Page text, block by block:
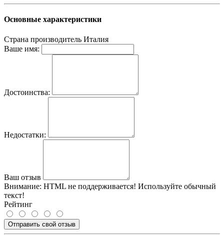
Основные характеристики
Страна производитель Италия
Ваше имя:
Достоинства:
Недостатки:
Ваш отзыв
Внимание: HTML не поддерживается! Используйте обычный
текст!
Рейтинг
Отправить свой отзыв